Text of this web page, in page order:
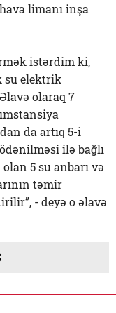
limanı inşa
istərdim ki,
su elektrik
olaraq 7
da artıq 5-i
ilə bağlı
5 su anbarı və
təmir
- deyə o əlavə